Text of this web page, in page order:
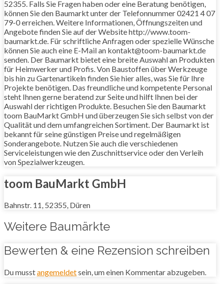
52355. Falls Sie Fragen haben oder eine Beratung benötigen,
können Sie den Baumarkt unter der Telefonnummer 02421 4 07
79-0 erreichen. Weitere Informationen, Öffnungszeiten und
Angebote finden Sie auf der Website http://www.toom-
baumarkt.de. Für schriftliche Anfragen oder spezielle Wünsche
können Sie auch eine E-Mail an kontakt@toom-baumarkt.de
senden. Der Baumarkt bietet eine breite Auswahl an Produkten
für Heimwerker und Profis. Von Baustoffen über Werkzeuge
bis hin zu Gartenartikeln finden Sie hier alles, was Sie für Ihre
Projekte benötigen. Das freundliche und kompetente Personal
steht Ihnen gerne beratend zur Seite und hilft Ihnen bei der
Auswahl der richtigen Produkte. Besuchen Sie den Baumarkt
toom BauMarkt GmbH und überzeugen Sie sich selbst von der
Qualität und dem umfangreichen Sortiment. Der Baumarkt ist
bekannt für seine günstigen Preise und regelmäßigen
Sonderangebote. Nutzen Sie auch die verschiedenen
Serviceleistungen wie den Zuschnittservice oder den Verleih
von Spezialwerkzeugen.
toom BauMarkt GmbH
Bahnstr. 11, 52355, Düren
Weitere Baumärkte
Bewerten & eine Rezension schreiben
Du musstangemeldetsein, um einen Kommentar abzugeben.